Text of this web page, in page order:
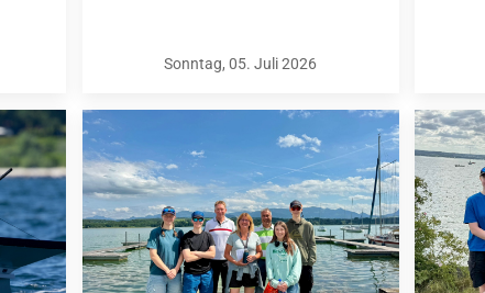
Sonntag, 05. Juli 2026